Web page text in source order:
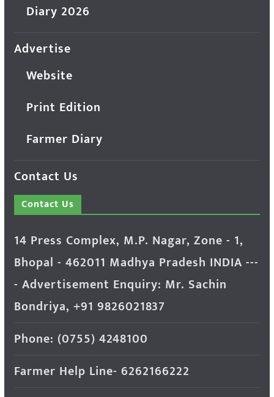
Diary 2026
Advertise
Website
Print Edition
Farmer Diary
Contact Us
Contact Us
14 Press Complex, M.P. Nagar, Zone - 1,
Bhopal - 462011 Madhya Pradesh INDIA ---
- Advertisement Enquiry: Mr. Sachin
Bondriya, +91 9826021837
Phone: (0755) 4248100
Farmer Help Line- 6262166222